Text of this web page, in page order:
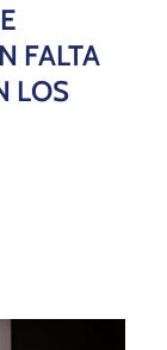
FALTA
LOS